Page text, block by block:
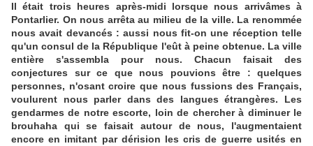
Il était trois heures après-midi lorsque nous arrivâmes à
Pontarlier. On nous arrêta au milieu de la ville. La renommée
nous avait devancés : aussi nous fit-on une réception telle
qu'un consul de la République l'eût à peine obtenue. La ville
entière s'assembla pour nous. Chacun faisait des
conjectures sur ce que nous pouvions être : quelques
personnes, n'osant croire que nous fussions des Français,
voulurent nous parler dans des langues étrangères. Les
gendarmes de notre escorte, loin de chercher à diminuer le
brouhaha qui se faisait autour de nous, l'augmentaient
encore en imitant par dérision les cris de guerre usités en